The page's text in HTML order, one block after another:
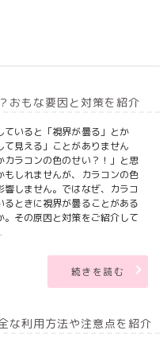
おもな要因と対策を紹介
ていると「視界が曇る」とか
て見える」ことがありません
カラコンの色のせい？！」と思
もしれませんが、カラコンの色
響しません。ではなぜ、カラコ
るときに視界が曇ることがある
。その原因と対策をご紹介して
続きを読む
な利用方法や注意点を紹介